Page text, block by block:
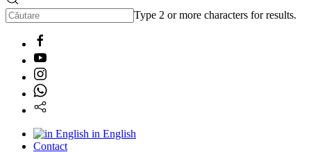
Type 2 or more characters for results.
in English
Contact